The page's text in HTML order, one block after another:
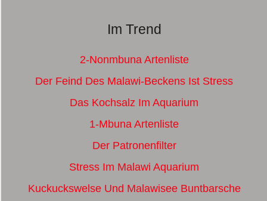
Im Trend
2-Nonmbuna Artenliste
Der Feind Des Malawi-Beckens Ist Stress
Das Kochsalz Im Aquarium
1-Mbuna Artenliste
Der Patronenfilter
Stress Im Malawi Aquarium
Kuckuckswelse Und Malawisee Buntbarsche